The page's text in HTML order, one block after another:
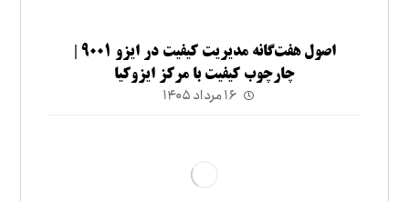
چارچوب کیفیت با مرکز ایزوکیا
۱۶ مرداد ۱۴۰۵